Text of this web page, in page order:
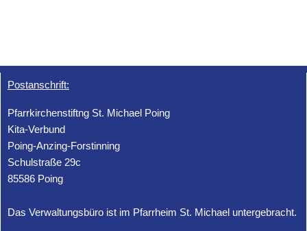
Postanschrift:
Pfarrkirchenstiftng St. Michael Poing
Kita-Verbund
Poing-Anzing-Forstinning
Schulstraße 29c
85586 Poing
Das Verwaltungsbüro ist im Pfarrheim St. Michael untergebracht.